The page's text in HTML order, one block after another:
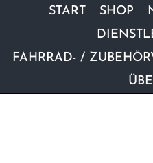
START SHOP
FAHRRAD- /